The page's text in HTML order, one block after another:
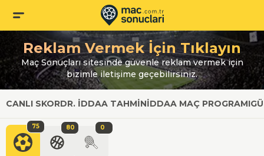
Reklam Vermek İçin Tıklayın
Maç Sonuçları sitesinde güvenle reklam vermek için
bizimle iletişime geçebilirsiniz.
CANLI SKORDR. İDDAA TAHMINİDDAA MAÇ PROGRAMI
75 80 0